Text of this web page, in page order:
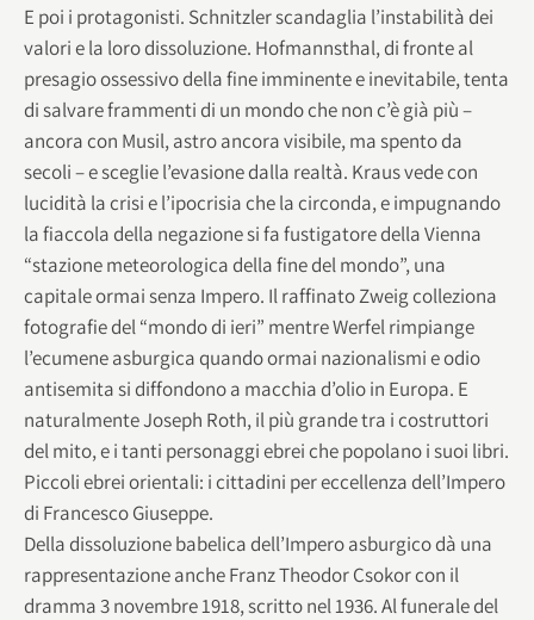
E poi i protagonisti. Schnitzler scandaglia l’instabilità dei
valori e la loro dissoluzione. Hofmannsthal, di fronte al
presagio ossessivo della fine imminente e inevitabile, tenta
di salvare frammenti di un mondo che non c’è già più –
ancora con Musil, astro ancora visibile, ma spento da
secoli – e sceglie l’evasione dalla realtà. Kraus vede con
lucidità la crisi e l’ipocrisia che la circonda, e impugnando
la fiaccola della negazione si fa fustigatore della Vienna
“stazione meteorologica della fine del mondo”, una
capitale ormai senza Impero. Il raffinato Zweig colleziona
fotografie del “mondo di ieri” mentre Werfel rimpiange
l’ecumene asburgica quando ormai nazionalismi e odio
antisemita si diffondono a macchia d’olio in Europa. E
naturalmente Joseph Roth, il più grande tra i costruttori
del mito, e i tanti personaggi ebrei che popolano i suoi libri.
Piccoli ebrei orientali: i cittadini per eccellenza dell’Impero
di Francesco Giuseppe.
Della dissoluzione babelica dell’Impero asburgico dà una
rappresentazione anche Franz Theodor Csokor con il
dramma 3 novembre 1918, scritto nel 1936. Al funerale del